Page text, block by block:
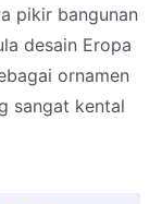
pikir bangunan
desain Eropa
ornamen
sangat kental